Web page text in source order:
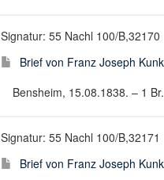
Signatur: 55 Nachl 100/B,32170
Brief von Franz Joseph
Bensheim, 15.08.1838. – 1
Signatur: 55 Nachl 100/B,32171
Brief von Franz Joseph